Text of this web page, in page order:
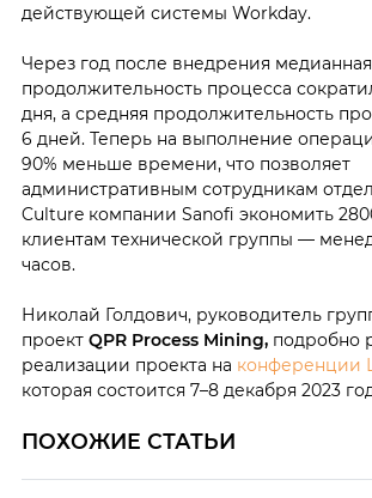
действующей системы Workday.
Через год после внедрения медианная
продолжительность процесса
дня, а средняя продолжительность
6 дней. Теперь на выполнение
90% меньше времени, что позволяет
административным сотрудникам
Culture компании Sanofi экономить
клиентам технической группы —
часов.
Николай Голдович, руководитель
проект QPR Process Mining, подробно
реализации проекта на
которая состоится 7–8 декабря 2023
ПОХОЖИЕ СТАТЬИ